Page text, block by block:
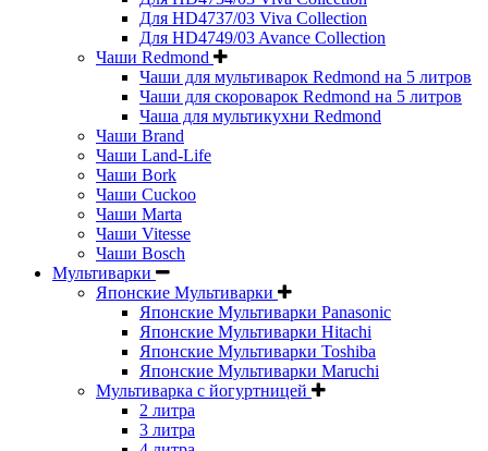
Для HD4737/03 Viva Collection
Для HD4749/03 Avance Collection
Чаши Redmond
Чаши для мультиварок Redmond на 5 литров
Чаши для скороварок Redmond на 5 литров
Чаша для мультикухни Redmond
Чаши Brand
Чаши Land-Life
Чаши Bork
Чаши Cuckoo
Чаши Marta
Чаши Vitesse
Чаши Bosch
Мультиварки
Японские Мультиварки
Японские Мультиварки Panasonic
Японские Мультиварки Hitachi
Японские Мультиварки Toshiba
Японские Мультиварки Maruchi
Мультиварка с йогуртницей
2 литра
3 литра